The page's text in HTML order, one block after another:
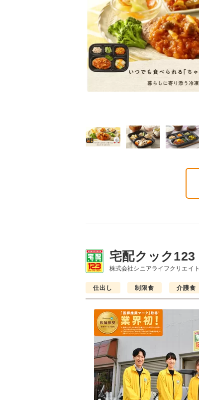
宅配クック123
株式会社シニアライフクリエイト
仕出し 制限食 介護食